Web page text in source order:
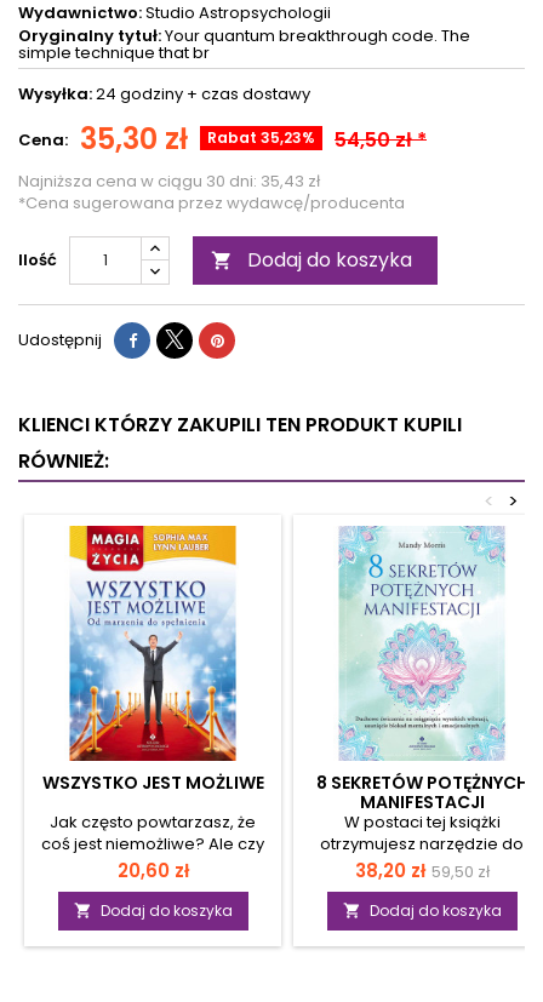
Wydawnictwo:Studio Astropsychologii
Oryginalny tytuł:Your quantum breakthrough code. The
simple technique that br
Wysyłka:24 godziny + czas dostawy
Cena: 35,30 zł Rabat 35,23% 54,50 zł *
Najniższa cena w ciągu 30 dni: 35,43 zł
*Cena sugerowana przez wydawcę/producenta
Ilość  Dodaj do koszyka
Udostępnij
KLIENCI KTÓRZY ZAKUPILI TEN PRODUKT KUPILI
RÓWNIEŻ:
>
<
WSZYSTKO JEST MOŻLIWE
Jak często powtarzasz, że
coś jest niemożliwe? Ale czy
bariery istnieją naprawdę,
czy też sam je tworzysz? Ta
książka ma na celu
uzmysłowienie Ci, że nigdy
nie jest za późno, by coś w
Cena
20,60 zł
 Dodaj do koszyka
8 SEKRETÓW POTĘŻNYCH
MANIFESTACJI
W postaci tej książki
otrzymujesz narzędzie do
wprowadzenia pozytywnych
zmian w swoim życiu.
Znajdziesz w niej
szczegółowo opisane
zasady praktycznego użycia
Cena
38,20 zł Cena
59,50 zł
 Dodaj do koszyka